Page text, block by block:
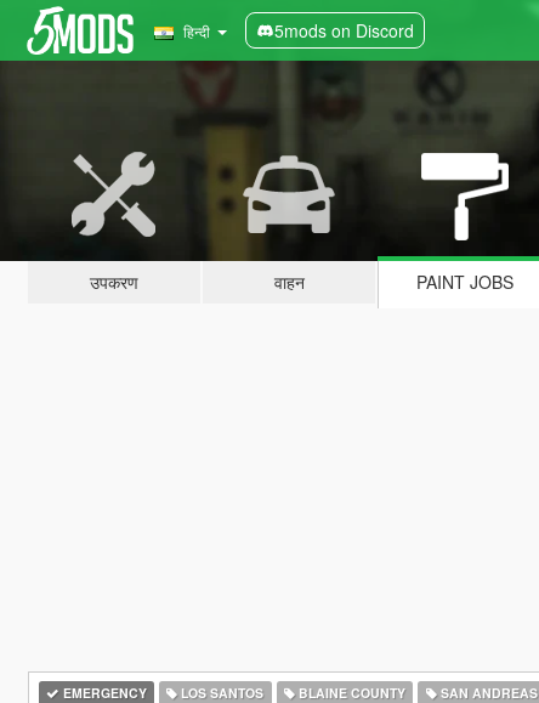
हिन्दी 5mods on Discord
उपकरण वाहन PAINT JOBS
EMERGENCY LOS SANTOS BLAINE COUNTY SAN ANDREAS